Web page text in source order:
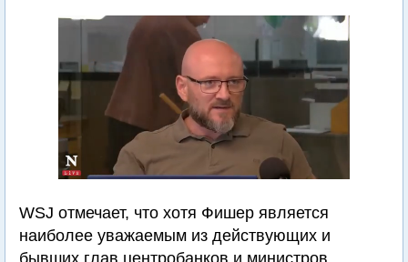
WSJ отмечает, что хотя Фишер является
наиболее уважаемым из действующих и
бывших глав центробанков и министров